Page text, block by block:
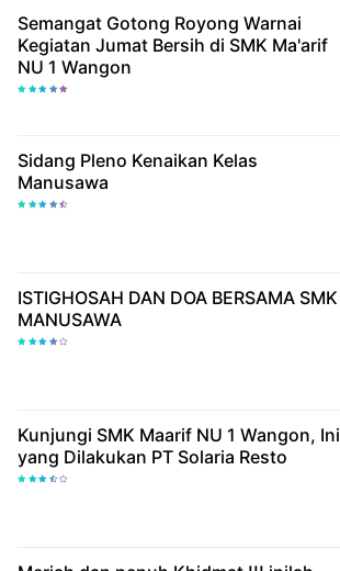
Semangat Gotong Royong Warnai
Kegiatan Jumat Bersih di SMK Ma'arif
NU 1 Wangon
Sidang Pleno Kenaikan Kelas
Manusawa
ISTIGHOSAH DAN DOA BERSAMA SMK
MANUSAWA
Kunjungi SMK Maarif NU 1 Wangon, Ini
yang Dilakukan PT Solaria Resto